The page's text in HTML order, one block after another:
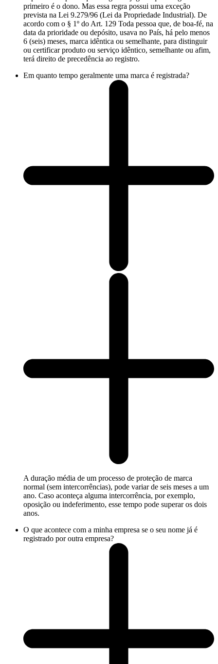
primeiro é o dono. Mas essa regra possui uma exceção
prevista na Lei 9.279/96 (Lei da Propriedade Industrial). De
acordo com o § 1º do Art. 129 Toda pessoa que, de boa-fé, na
data da prioridade ou depósito, usava no País, há pelo menos
6 (seis) meses, marca idêntica ou semelhante, para distinguir
ou certificar produto ou serviço idêntico, semelhante ou afim,
terá direito de precedência ao registro.
Em quanto tempo geralmente uma marca é registrada?
A duração média de um processo de proteção de marca
normal (sem intercorrências), pode variar de seis meses a um
ano. Caso aconteça alguma intercorrência, por exemplo,
oposição ou indeferimento, esse tempo pode superar os dois
anos.
O que acontece com a minha empresa se o seu nome já é
registrado por outra empresa?